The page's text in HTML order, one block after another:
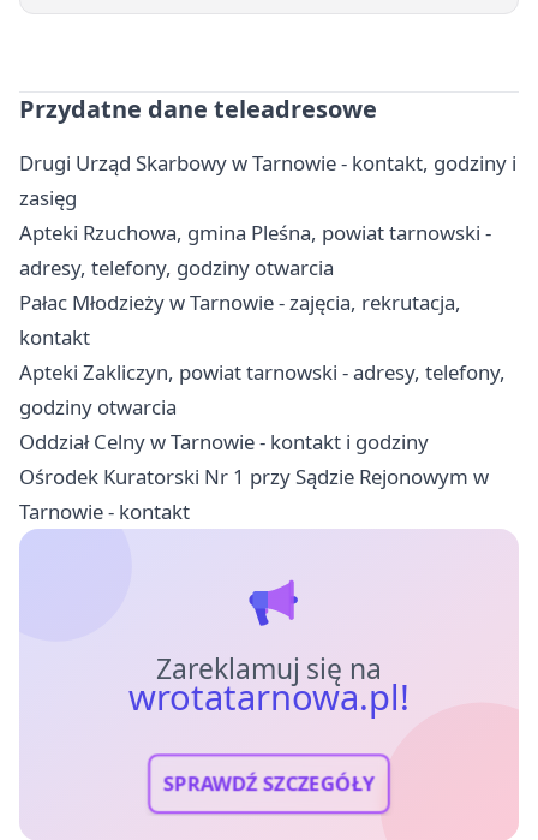
Przydatne dane teleadresowe
Drugi Urząd Skarbowy w Tarnowie - kontakt, godziny i
zasięg
Apteki Rzuchowa, gmina Pleśna, powiat tarnowski -
adresy, telefony, godziny otwarcia
Pałac Młodzieży w Tarnowie - zajęcia, rekrutacja,
kontakt
Apteki Zakliczyn, powiat tarnowski - adresy, telefony,
godziny otwarcia
Oddział Celny w Tarnowie - kontakt i godziny
Ośrodek Kuratorski Nr 1 przy Sądzie Rejonowym w
Tarnowie - kontakt
Zareklamuj się na
wrotatarnowa.pl!
SPRAWDŹ SZCZEGÓŁY